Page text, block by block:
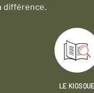
différence.
LE